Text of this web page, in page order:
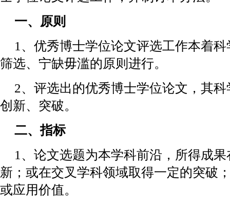
一、原则
1、优秀博士学位论文评选工作本着
筛选、宁缺毋滥的原则进行。
2、评选出的优秀博士学位论文，其
创新、突破。
二、指标
1、论文选题为本学科前沿，所得成
新；或在交叉学科领域取得一定的突破
或应用价值。